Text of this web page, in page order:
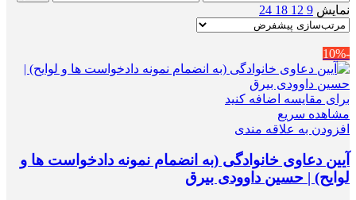
قیمت
نمایش 9
12
18
24
-10%
برای مقایسه اضافه کنید
مشاهده سریع
افزودن به علاقه مندی
آیین دعاوی خانوادگی (به انضمام نمونه دادخواست ها و
لوایح) | حسین داوودی بیرق